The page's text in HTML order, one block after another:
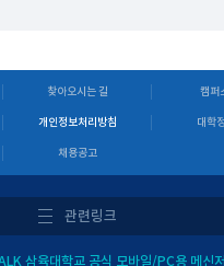
찾아오시는 길 캠퍼
개인정보처리방침 대학
채용공고
관련링크
삼육대학교 공식 모바일/PC용 메신저